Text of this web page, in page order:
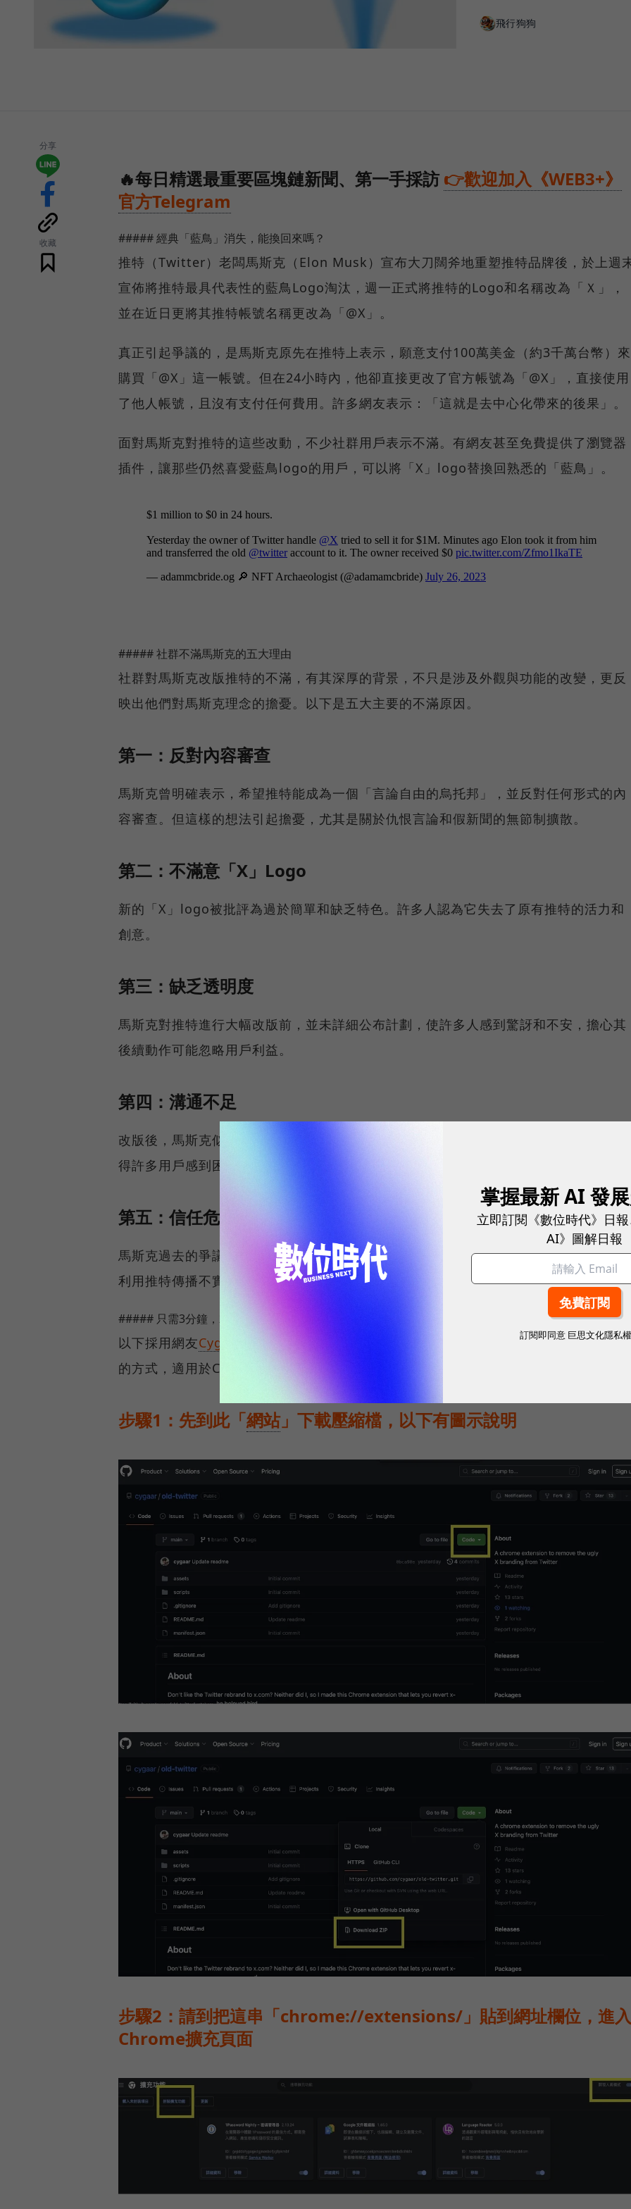
飛行狗狗
分享
收藏
🔥每日精選最重要區塊鏈新聞、第一手採訪 👉歡迎加入《WEB3+》
官方Telegram
##### 經典「藍鳥」消失，能換回來嗎？
推特（Twitter）老闆馬斯克（Elon Musk）宣布大刀闊斧地重塑推特品牌後，於上週
宣佈將推特最具代表性的藍鳥Logo淘汰，週一正式將推特的Logo和名稱改為「Ｘ」，
並在近日更將其推特帳號名稱更改為「@X」。
真正引起爭議的，是馬斯克原先在推特上表示，願意支付100萬美金（約3千萬台幣）來
購買「@X」這一帳號。但在24小時內，他卻直接更改了官方帳號為「@X」，直接使用
了他人帳號，且沒有支付任何費用。許多網友表示：「這就是去中心化帶來的後果」。
面對馬斯克對推特的這些改動，不少社群用戶表示不滿。有網友甚至免費提供了瀏覽器
插件，讓那些仍然喜愛藍鳥logo的用戶，可以將「X」logo替換回熟悉的「藍鳥」。
##### 社群不滿馬斯克的五大理由
社群對馬斯克改版推特的不滿，有其深厚的背景，不只是涉及外觀與功能的改變，更反
映出他們對馬斯克理念的擔憂。以下是五大主要的不滿原因。
第一：反對內容審查
馬斯克曾明確表示，希望推特能成為一個「言論自由的烏托邦」，並反對任何形式的內
容審查。但這樣的想法引起擔憂，尤其是關於仇恨言論和假新聞的無節制擴散。
第二：不滿意「X」Logo
新的「X」logo被批評為過於簡單和缺乏特色。許多人認為它失去了原有推特的活力和
創意。
第三：缺乏透明度
馬斯克對推特進行大幅改版前，並未詳細公布計劃，使許多人感到驚訝和不安，擔心其
後續動作可能忽略用戶利益。
第四：溝通不足
改版後，馬斯克似乎並未針對改變給予充分解釋。他僅在推特上發表了簡短的說明，使
得許多用戶感到困惑且認為自己的意見被忽略。
第五：信任危機
馬斯克過去的爭議性言論，使得部分用戶對他的信任感受到威脅，他們擔心馬斯克可能
利用推特傳播不實或有害的資訊。
##### 只需3分鐘，就能找回經典「藍鳥」
以下採用網友Cyggar
分享，如何將目前推特的「X」Logo，更換成經典「藍鳥」Logo
的方式，適用於Chrome瀏覽器，只需要3分鐘即可完成。
步驟1：先到此「網站」下載壓縮檔，以下有圖示說明
步驟2：請到把這串「chrome://extensions/」貼到網址欄位，進入
Chrome擴充頁面
掌握最新 AI 發
立即訂閱《數位時代》日
AI》圖解日報
訂閱即同意 巨思文化隱私